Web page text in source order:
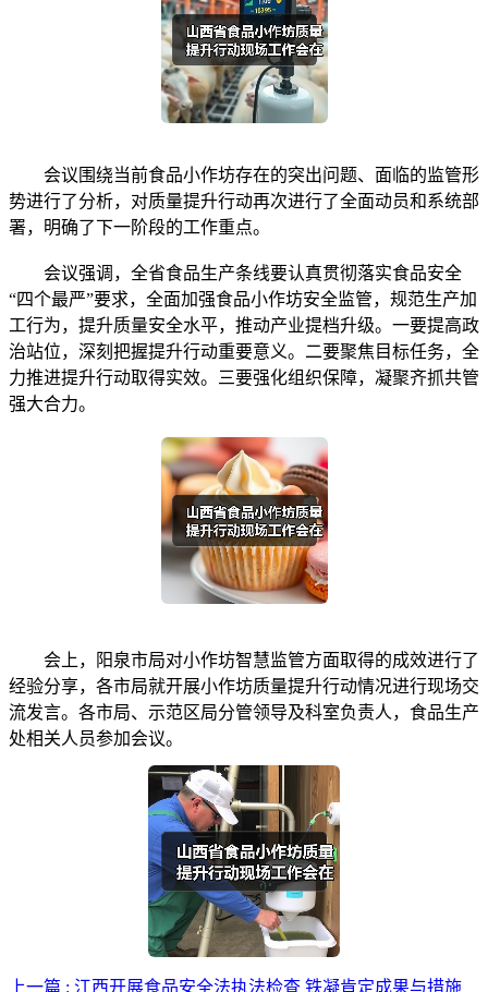
会议围绕当前食品小作坊存在的突出问题、面临的监管形
势进行了分析，对质量提升行动再次进行了全面动员和系统部
署，明确了下一阶段的工作重点。
会议强调，全省食品生产条线要认真贯彻落实食品安全
“四个最严”要求，全面加强食品小作坊安全监管，规范生产加
工行为，提升质量安全水平，推动产业提档升级。一要提高政
治站位，深刻把握提升行动重要意义。二要聚焦目标任务，全
力推进提升行动取得实效。三要强化组织保障，凝聚齐抓共管
强大合力。
会上，阳泉市局对小作坊智慧监管方面取得的成效进行了
经验分享，各市局就开展小作坊质量提升行动情况进行现场交
流发言。各市局、示范区局分管领导及科室负责人，食品生产
处相关人员参加会议。
上一篇 : 江西开展食品安全法执法检查 铁凝肯定成果与措施